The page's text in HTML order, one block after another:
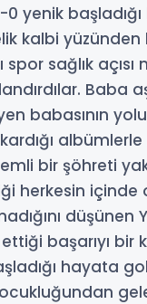
0 yenik
kalbi yüzünden
sağlık
Baba
babasının
bir şöhreti
herkesin içinde
düşünen
başarıyı bir
hayata